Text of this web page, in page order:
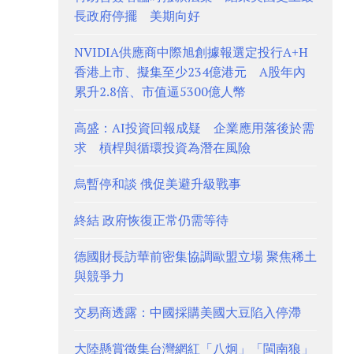
長政府停擺 美期向好
NVIDIA供應商中際旭創據報選定投行A+H
香港上市、擬集至少234億港元 A股年內
累升2.8倍、市值逼5300億人幣
高盛：AI投資回報成疑 企業應用落後於需
求 槓桿與循環投資為潛在風險
烏暫停和談 俄促美避升級戰事
終結 政府恢復正常仍需等待
德國財長訪華前密集協調歐盟立場 聚焦稀土
與競爭力
交易商透露：中國採購美國大豆陷入停滯
大陸懸賞徵集台灣網紅「八炯」「閩南狼」